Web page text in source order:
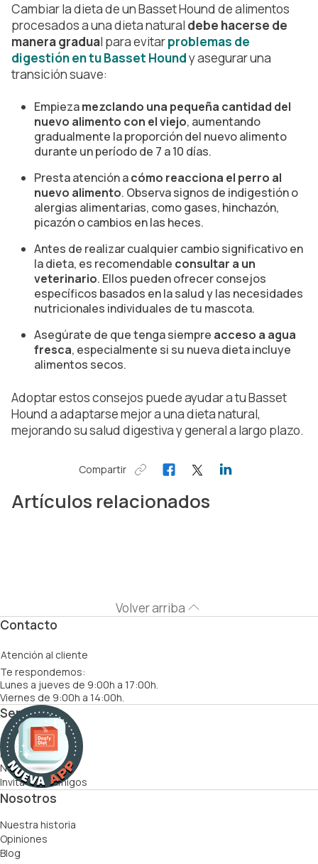
Cambiar la dieta de un Basset Hound de alimentos
procesados a una dieta natural debe hacerse de
manera gradual para evitarproblemas de
digestión en tu Basset Houndy asegurar una
transición suave:
Empiezamezclando una pequeña cantidad del
nuevo alimento con el viejo, aumentando
gradualmente la proporción del nuevo alimento
durante un período de 7 a 10 días.
Presta atención acómo reacciona el perro al
nuevo alimento. Observa signos de indigestión o
alergias alimentarias, como gases, hinchazón,
picazón o cambios en las heces.
Antes de realizar cualquier cambio significativo en
la dieta, es recomendable consultar a un
veterinario. Ellos pueden ofrecer consejos
específicos basados en la salud y las necesidades
nutricionales individuales de tu mascota.
Asegúrate de que tenga siempre acceso a agua
fresca, especialmente si su nueva dieta incluye
alimentos secos.
Adoptar estos consejos puede ayudar a tu Basset
Hound a adaptarse mejor a una dieta natural,
mejorando su salud digestiva y general a largo plazo.
Compartir
Artículos relacionados
Volver arriba
Contacto
Atención al cliente
Te respondemos:
Lunes a jueves de 9:00h a 17:00h.
Viernes de 9:00h a 14:00h.
Servicios
Cómo funciona
Recetas
Nutricionistas
Invita a tus amigos
Nosotros
Nuestra historia
Opiniones
Blog